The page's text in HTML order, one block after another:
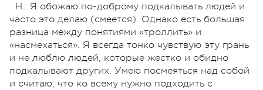
Н.: Я обожаю по-доброму подкалывать людей и
часто это делаю (смеется). Однако есть большая
разница между понятиями «троллить» и
«насмехаться». Я всегда тонко чувствую эту грань
и не люблю людей, которые жестко и обидно
подкалывают других. Умею посмеяться над собой
и считаю, что ко всему нужно подходить с